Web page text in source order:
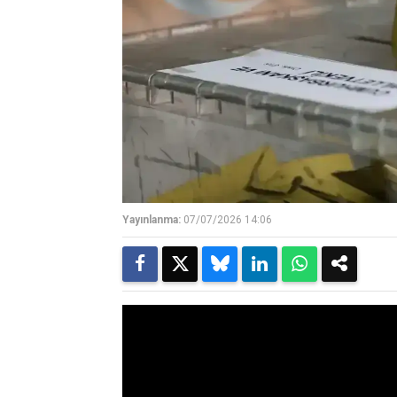
Yayınlanma: 07/07/2026 14:06